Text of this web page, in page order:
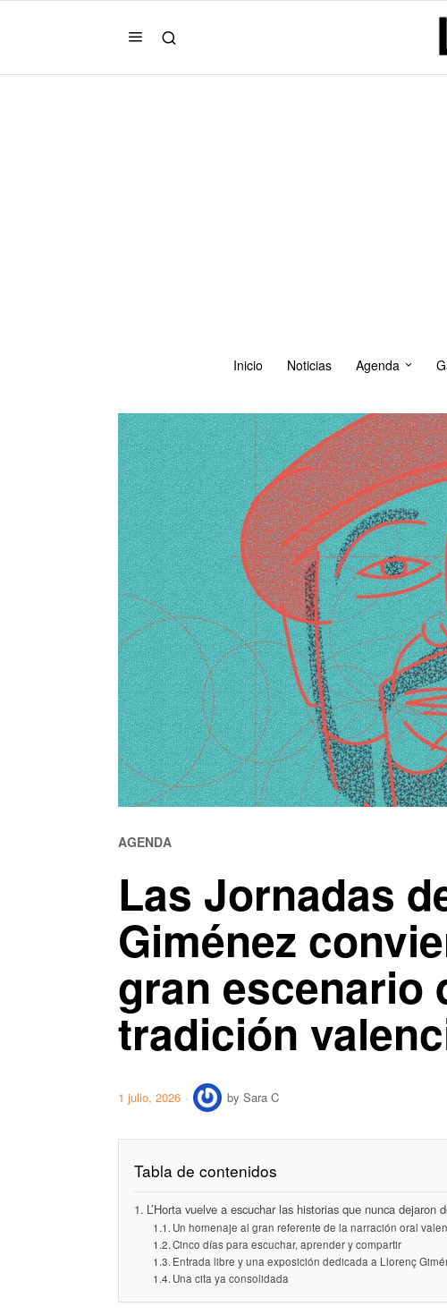
Inicio Noticias Agenda
AGENDA
Las Jornadas
Giménez
gran escenario
tradición
1 julio, 2026 by Sara C
Tabla de contenidos
L’Horta vuelve a escuchar las historias que nunca dejaron
Un homenaje al gran referente de la narración oral
Cinco días para escuchar, aprender y compartir
Entrada libre y una exposición dedicada a Llorenç
Una cita ya consolidada